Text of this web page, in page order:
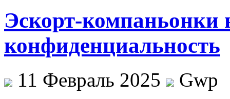
Эскорт-компаньонки
конфиденциальность
11 Февраль 2025
Gwp